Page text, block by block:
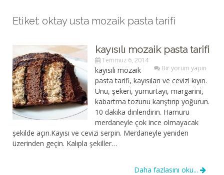
Etiket: oktay usta mozaik pasta tarifi
kayısılı mozaik pasta tarifi
Temmuz 6, 2014
Bir yorum yapın
kayısılı mozaik
pasta tarifi, kayısıları ve cevizi kıyın.
Unu, şekeri, yumurtayı, margarini,
kabartma tozunu karıştırıp yoğurun.
10 dakika dinlendirin. Hamuru
merdaneyle çok ince olmayacak
şekilde açın.Kayısı ve cevizi serpin. Merdaneyle yeniden
üzerinden geçin. Kalıpla şekiller…
Daha fazlasını oku...